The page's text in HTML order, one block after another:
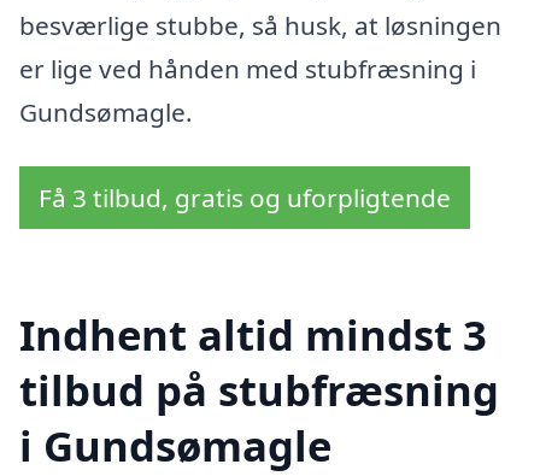
besværlige stubbe, så husk, at løsningen
er lige ved hånden med stubfræsning i
Gundsømagle.
Få 3 tilbud, gratis og uforpligtende
Indhent altid mindst 3
tilbud på stubfræsning
i Gundsømagle